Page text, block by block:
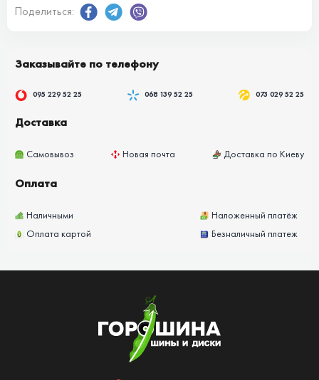
Поделиться:
Заказывайте по телефону
095 229 52 25 068 139 52 25 073 029 52 25
Доставка
Самовывоз Новая почта Доставка по Киеву
Оплата
Наличными
Наложенный платёж
Оплата картой
Безналичный платеж